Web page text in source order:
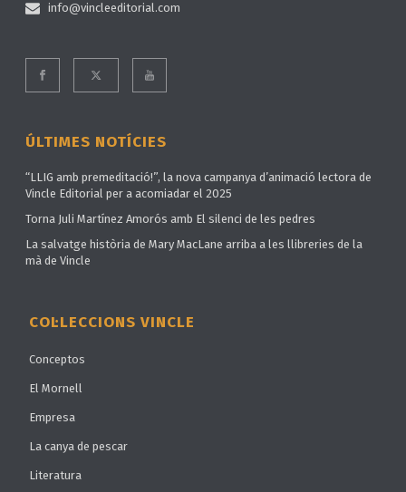
info@vincleeditorial.com
ÚLTIMES NOTÍCIES
“LLIG amb premeditació!”, la nova campanya d’animació lectora de
Vincle Editorial per a acomiadar el 2025
Torna Juli Martínez Amorós amb El silenci de les pedres
La salvatge història de Mary MacLane arriba a les llibreries de la
mà de Vincle
COL·LECCIONS VINCLE
Conceptos
El Mornell
Empresa
La canya de pescar
Literatura